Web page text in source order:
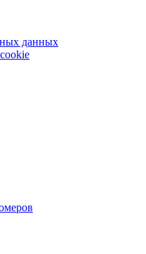
данных